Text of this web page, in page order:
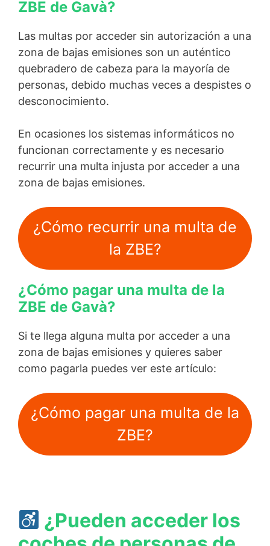
ZBE de Gavà?
Las multas por acceder sin autorización a una
zona de bajas emisiones son un auténtico
quebradero de cabeza para la mayoría de
personas, debido muchas veces a despistes o
desconocimiento.
En ocasiones los sistemas informáticos no
funcionan correctamente y es necesario
recurrir una multa injusta por acceder a una
zona de bajas emisiones.
¿Cómo recurrir una multa de
la ZBE?
¿Cómo pagar una multa de la
ZBE de Gavà?
Si te llega alguna multa por acceder a una
zona de bajas emisiones y quieres saber
como pagarla puedes ver este artículo:
¿Cómo pagar una multa de la
ZBE?
¿Pueden acceder los